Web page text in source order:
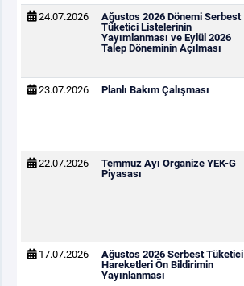
24.07.2026
Ağustos 2026 Dönemi Serbest
Tüketici Listelerinin
Yayımlanması ve Eylül 2026
Talep Döneminin Açılması
23.07.2026 Planlı Bakım Çalışması
22.07.2026
Temmuz Ayı Organize YEK-G
Piyasası
17.07.2026
Ağustos 2026 Serbest Tüketici
Hareketleri Ön Bildirimin
Yayınlanması